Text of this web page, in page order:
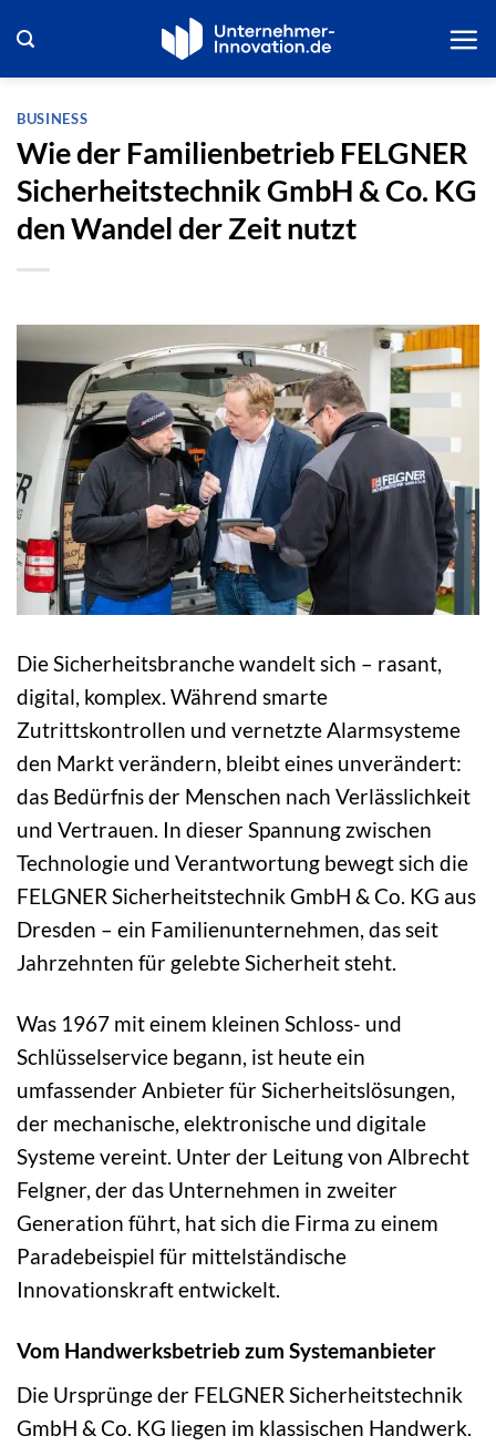
Inhalt
springen
BUSINESS
Wie der Familienbetrieb FELGNER
Sicherheitstechnik GmbH & Co. KG
den Wandel der Zeit nutzt
Die Sicherheitsbranche wandelt sich – rasant,
digital, komplex. Während smarte
Zutrittskontrollen und vernetzte Alarmsysteme
den Markt verändern, bleibt eines unverändert:
das Bedürfnis der Menschen nach Verlässlichkeit
und Vertrauen. In dieser Spannung zwischen
Technologie und Verantwortung bewegt sich die
FELGNER Sicherheitstechnik GmbH & Co. KG aus
Dresden – ein Familienunternehmen, das seit
Jahrzehnten für gelebte Sicherheit steht.
Was 1967 mit einem kleinen Schloss- und
Schlüsselservice begann, ist heute ein
umfassender Anbieter für Sicherheitslösungen,
der mechanische, elektronische und digitale
Systeme vereint. Unter der Leitung von Albrecht
Felgner, der das Unternehmen in zweiter
Generation führt, hat sich die Firma zu einem
Paradebeispiel für mittelständische
Innovationskraft entwickelt.
Vom Handwerksbetrieb zum Systemanbieter
Die Ursprünge der FELGNER Sicherheitstechnik
GmbH & Co. KG liegen im klassischen Handwerk.